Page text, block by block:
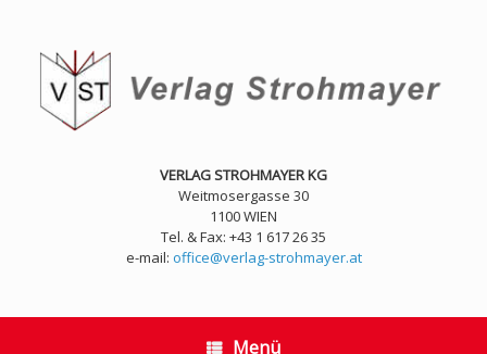
springen
VERLAG STROHMAYER KG
Weitmosergasse 30
1100 WIEN
Tel. & Fax: +43 1 617 26 35
e-mail: office@verlag-strohmayer.at
Menü